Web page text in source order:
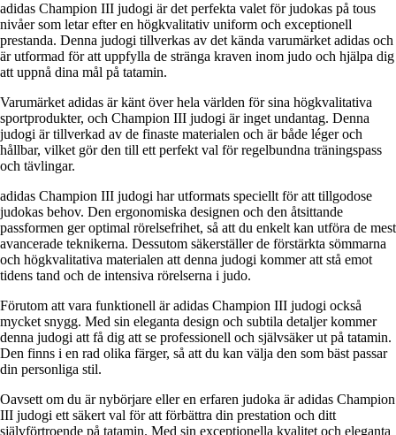
adidas Champion III judogi är det perfekta valet för judokas på tous
nivåer som letar efter en högkvalitativ uniform och exceptionell
prestanda. Denna judogi tillverkas av det kända varumärket adidas och
är utformad för att uppfylla de stränga kraven inom judo och hjälpa dig
att uppnå dina mål på tatamin.
Varumärket adidas är känt över hela världen för sina högkvalitativa
sportprodukter, och Champion III judogi är inget undantag. Denna
judogi är tillverkad av de finaste materialen och är både léger och
hållbar, vilket gör den till ett perfekt val för regelbundna träningspass
och tävlingar.
adidas Champion III judogi har utformats speciellt för att tillgodose
judokas behov. Den ergonomiska designen och den åtsittande
passformen ger optimal rörelsefrihet, så att du enkelt kan utföra de mest
avancerade teknikerna. Dessutom säkerställer de förstärkta sömmarna
och högkvalitativa materialen att denna judogi kommer att stå emot
tidens tand och de intensiva rörelserna i judo.
Förutom att vara funktionell är adidas Champion III judogi också
mycket snygg. Med sin eleganta design och subtila detaljer kommer
denna judogi att få dig att se professionell och självsäker ut på tatamin.
Den finns i en rad olika färger, så att du kan välja den som bäst passar
din personliga stil.
Oavsett om du är nybörjare eller en erfaren judoka är adidas Champion
III judogi ett säkert val för att förbättra din prestation och ditt
självförtroende på tatamin. Med sin exceptionella kvalitet och eleganta